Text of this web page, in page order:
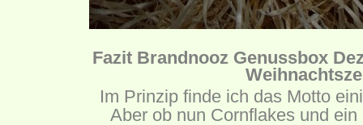
Fazit Brandnooz Genussbox
Im Prinzip finde ich das Motto
Aber ob nun Cornflakes und